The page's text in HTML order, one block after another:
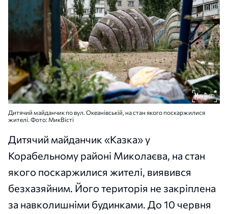
Дитячий майданчик по вул. Океанівській, на стан якого поскаржилися
жителі. Фото: МикВісті
Дитячий майданчик «Казка» у
Корабельному районі Миколаєва, на стан
якого поскаржилися жителі, виявився
безхазяйним. Його територія не закріплена
за навколишніми будинками. До 10 червня